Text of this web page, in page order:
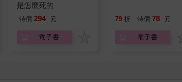
是怎麼死的
特價 294 元
電子書
（2）
79 折 特價 78 元
電子書